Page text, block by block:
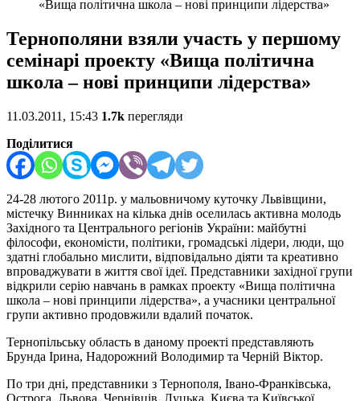
«Вища політична школа – нові принципи лідерства»
Тернополяни взяли участь у першому
семінарі проекту «Вища політична
школа – нові принципи лідерства»
11.03.2011, 15:43 1.7k перегляди
Поділитися
24-28 лютого 2011р. у мальовничому куточку Львівщини,
містечку Винниках на кілька днів оселилась активна молодь
Західного та Центрального регіонів України: майбутні
філософи, економісти, політики, громадські лідери, люди, що
здатні глобально мислити, відповідально діяти та креативно
впроваджувати в життя свої ідеї. Представники західної групи
відкрили серію навчань в рамках проекту «Вища політична
школа – нові принципи лідерства», а учасники центральної
групи активно продовжили вдалий початок.
Тернопільську область в даному проекті представляють
Брунда Ірина, Надорожний Володимир та Черній Віктор.
По три дні, представники з Тернополя, Івано-Франківська,